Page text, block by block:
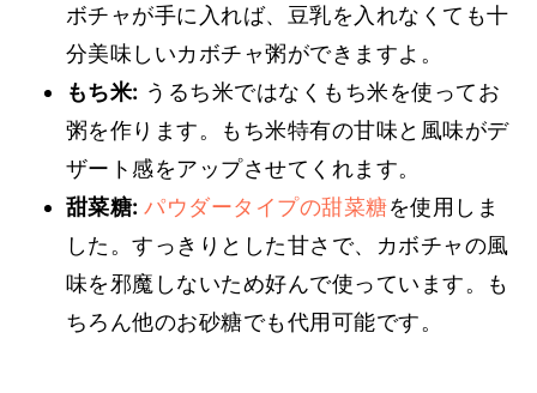
ボチャが手に入れば、豆乳を入れなくても十
分美味しいカボチャ粥ができますよ。
もち米: うるち米ではなくもち米を使ってお
粥を作ります。もち米特有の甘味と風味がデ
ザート感をアップさせてくれます。
甜菜糖:パウダータイプの甜菜糖を使用しま
した。すっきりとした甘さで、カボチャの風
味を邪魔しないため好んで使っています。も
ちろん他のお砂糖でも代用可能です。